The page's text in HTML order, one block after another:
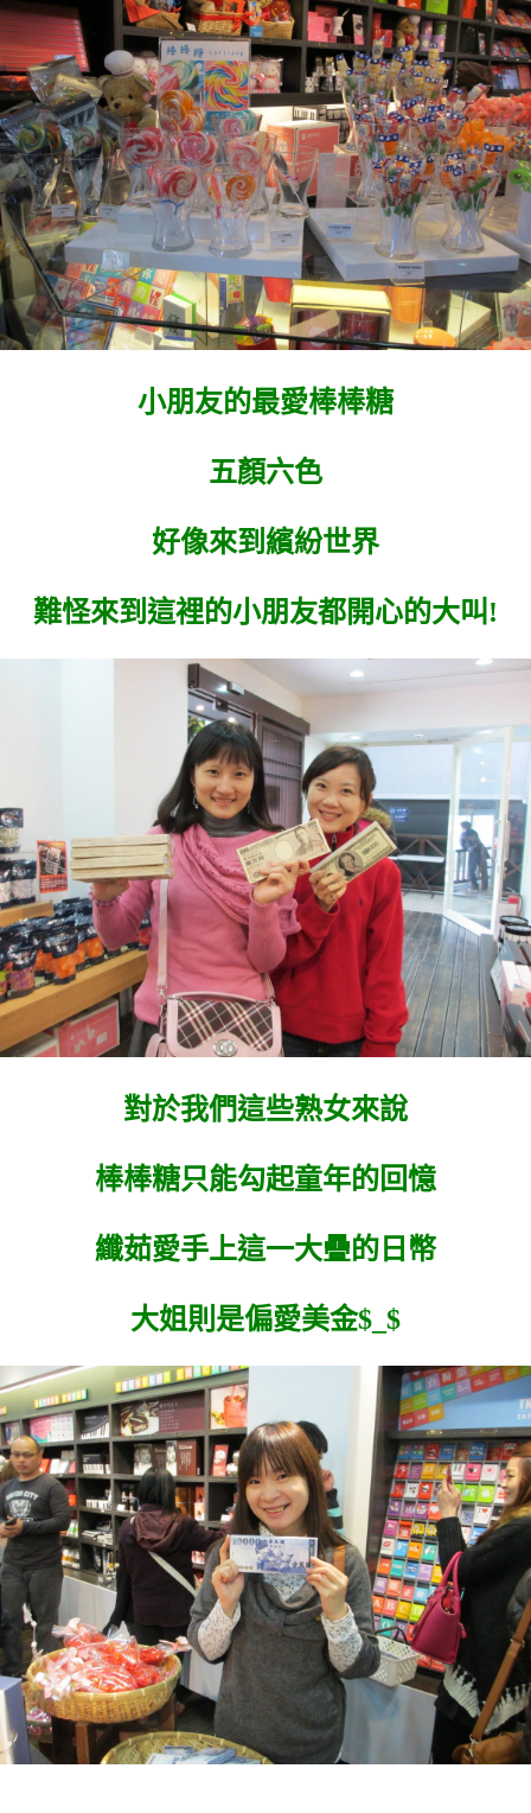
小朋友的最愛棒棒糖
五顏六色
好像來到繽紛世界
難怪來到這裡的小朋友都開心的大叫!
對於我們這些熟女來說
棒棒糖只能勾起童年的回憶
纖茹愛手上這一大疊的日幣
大姐則是偏愛美金$_$